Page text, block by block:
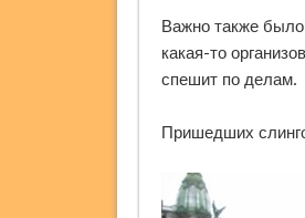
Важно также было
какая-то
спешит по делам.
Пришедших